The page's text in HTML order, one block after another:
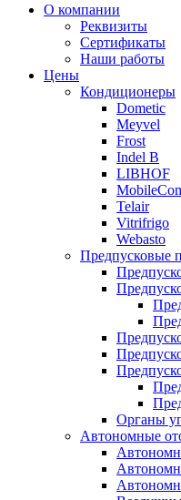
Основное
Перейти
содержимому
О компании
Реквизиты
Сертификаты
Наши работы
Цены
Кондиционеры
Dometic
Meyvel
Frost
Indel B
LIBHOF
Telair
Vitrifrigo
Webasto
Предпусковые
Органы
Автономные